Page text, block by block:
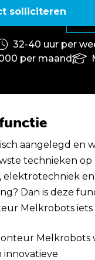
solliciteren
32-40 uur per
per maand
aangelegd en
technieken op
elektrotechniek en
Dan is deze
Melkrobots iets
Melkrobots
innovatieve